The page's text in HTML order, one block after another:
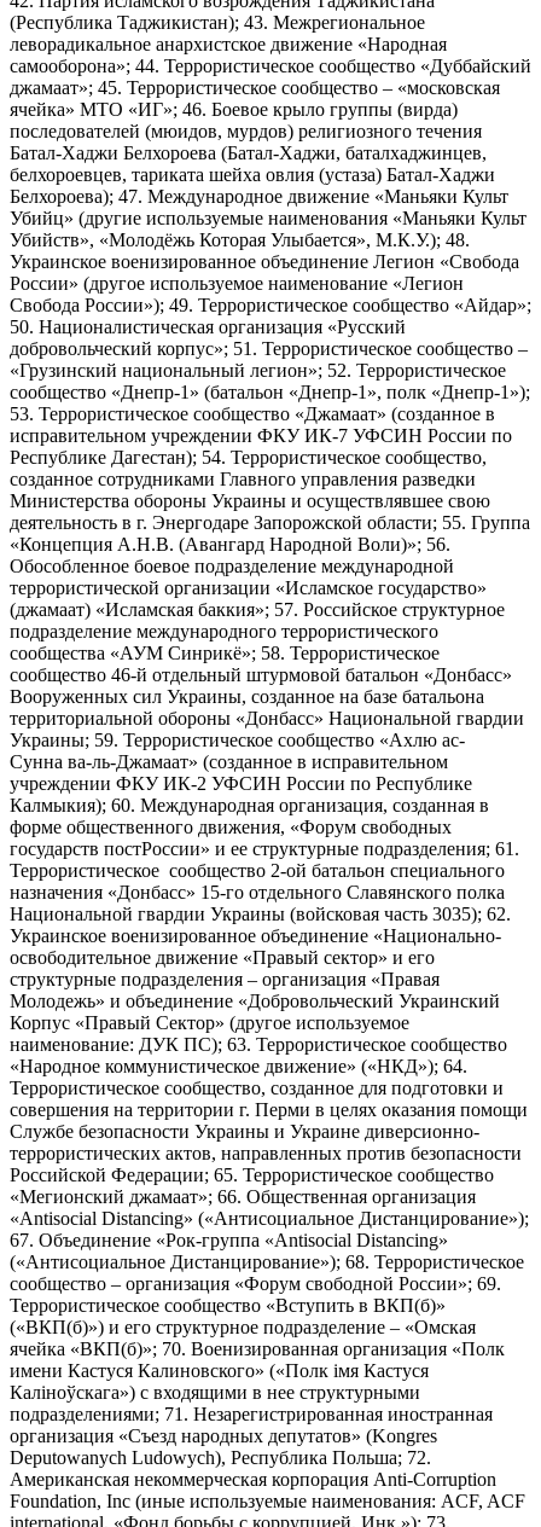
(Республика Таджикистан); 43. Межрегиональное
леворадикальное анархистское движение «Народная
самооборона»; 44. Террористическое сообщество «Дуббайский
джамаат»; 45. Террористическое сообщество – «московская
ячейка» МТО «ИГ»; 46. Боевое крыло группы (вирда)
последователей (мюидов, мурдов) религиозного течения
Батал-Хаджи Белхороева (Батал-Хаджи, баталхаджинцев,
белхороевцев, тариката шейха овлия (устаза) Батал-Хаджи
Белхороева); 47. Международное движение «Маньяки Культ
Убийц» (другие используемые наименования «Маньяки Культ
Убийств», «Молодёжь Которая Улыбается», М.К.У.); 48.
Украинское военизированное объединение Легион «Свобода
России» (другое используемое наименование «Легион
Свобода России»); 49. Террористическое сообщество «Айдар»;
50. Националистическая организация «Русский
добровольческий корпус»; 51. Террористическое сообщество –
«Грузинский национальный легион»; 52. Террористическое
сообщество «Днепр-1» (батальон «Днепр-1», полк «Днепр-1»);
53. Террористическое сообщество «Джамаат» (созданное в
исправительном учреждении ФКУ ИК-7 УФСИН России по
Республике Дагестан); 54. Террористическое сообщество,
созданное сотрудниками Главного управления разведки
Министерства обороны Украины и осуществлявшее свою
деятельность в г. Энергодаре Запорожской области; 55. Группа
«Концепция А.Н.В. (Авангард Народной Воли)»; 56.
Обособленное боевое подразделение международной
террористической организации «Исламское государство»
(джамаат) «Исламская баккия»; 57. Российское структурное
подразделение международного террористического
сообщества «АУМ Синрикё»; 58. Террористическое
сообщество 46-й отдельный штурмовой батальон «Донбасс»
Вооруженных сил Украины, созданное на базе батальона
территориальной обороны «Донбасс» Национальной гвардии
Украины; 59. Террористическое сообщество «Ахлю ас-
Сунна ва-ль-Джамаат» (созданное в исправительном
учреждении ФКУ ИК-2 УФСИН России по Республике
Калмыкия); 60. Международная организация, созданная в
форме общественного движения, «Форум свободных
государств постРоссии» и ее структурные подразделения; 61.
Террористическое сообщество 2-ой батальон специального
назначения «Донбасс» 15-го отдельного Славянского полка
Национальной гвардии Украины (войсковая часть 3035); 62.
Украинское военизированное объединение «Национально-
освободительное движение «Правый сектор» и его
структурные подразделения – организация «Правая
Молодежь» и объединение «Добровольческий Украинский
Корпус «Правый Сектор» (другое используемое
наименование: ДУК ПС); 63. Террористическое сообщество
«Народное коммунистическое движение» («НКД»); 64.
Террористическое сообщество, созданное для подготовки и
совершения на территории г. Перми в целях оказания помощи
Службе безопасности Украины и Украине диверсионно-
террористических актов, направленных против безопасности
Российской Федерации; 65. Террористическое сообщество
«Мегионский джамаат»; 66. Общественная организация
«Antisocial Distancing» («Антисоциальное Дистанцирование»);
67. Объединение «Рок-группа «Antisocial Distancing»
(«Антисоциальное Дистанцирование»); 68. Террористическое
сообщество – организация «Форум свободной России»; 69.
Террористическое сообщество «Вступить в ВКП(б)»
(«ВКП(б)») и его структурное подразделение – «Омская
ячейка «ВКП(б)»; 70. Военизированная организация «Полк
имени Кастуся Калиновского» («Полк iмя Кастуся
Калiноўскага») с входящими в нее структурными
подразделениями; 71. Незарегистрированная иностранная
организация «Съезд народных депутатов» (Kongres
Deputowanych Ludowych), Республика Польша; 72.
Американская некоммерческая корпорация Anti-Corruption
Foundation, Inc (иные используемые наименования: ACF, ACF
international, «Фонд борьбы с коррупцией, Инк.»); 73.